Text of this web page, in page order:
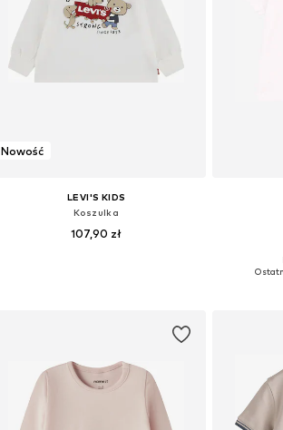
Nowość
LEVI'S KIDS
Koszulka
107,90 zł